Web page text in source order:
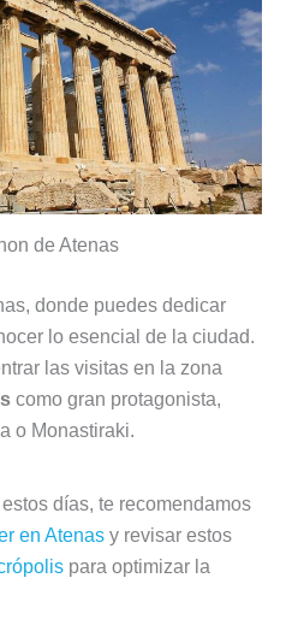
de Atenas
donde puedes dedicar
lo esencial de la ciudad.
las visitas en la zona
como gran protagonista,
o Monastiraki.
días, te recomendamos
en Atenasy revisar estos
para optimizar la